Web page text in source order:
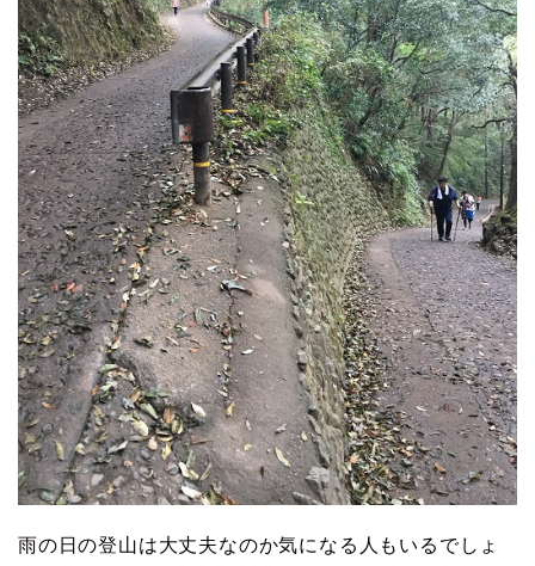
雨の日の登山は大丈夫なのか気になる人もいるでしょ